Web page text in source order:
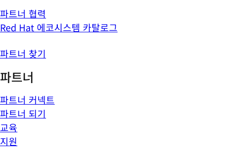
파트너 협력
Red Hat 에코시스템 카탈로그
파트너 찾기
파트너
파트너 커넥트
파트너 되기
교육
지원